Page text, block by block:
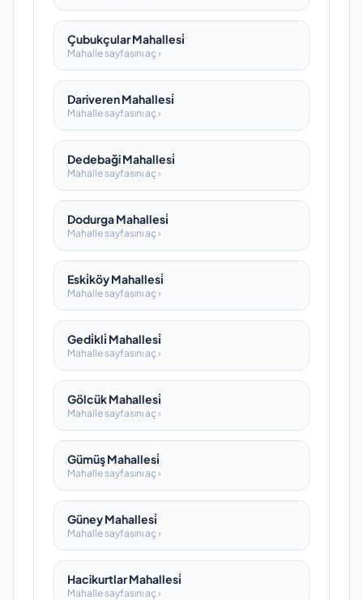
Çubukçular Mahallesi̇
Mahalle sayfasını aç ›
Dariveren Mahallesi̇
Mahalle sayfasını aç ›
Dedebaği Mahallesi̇
Mahalle sayfasını aç ›
Dodurga Mahallesi̇
Mahalle sayfasını aç ›
Eski̇köy Mahallesi̇
Mahalle sayfasını aç ›
Gedi̇kli̇ Mahallesi̇
Mahalle sayfasını aç ›
Gölcük Mahallesi̇
Mahalle sayfasını aç ›
Gümüş Mahallesi̇
Mahalle sayfasını aç ›
Güney Mahallesi̇
Mahalle sayfasını aç ›
Hacikurtlar Mahallesi̇
Mahalle sayfasını aç ›